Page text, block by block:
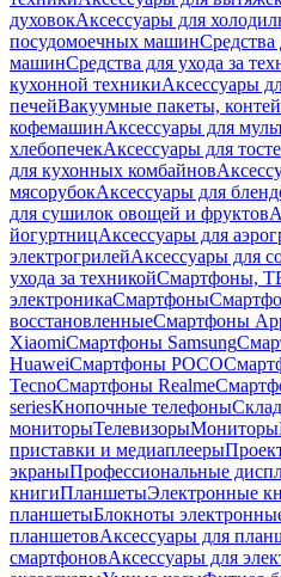
духовокАксессуары для
посудомоечных машин
машинСредства для ухода за
кухонной техникиАксессуары
печейВакуумные пакеты,
кофемашинАксессуары для
хлебопечекАксессуары для
для кухонных комбайнов
мясорубокАксессуары для
для сушилок овощей и фруктов
йогуртницАксессуары для
электрогрилейАксессуары для
ухода за техникойСмартфоны,
электроникаСмартфоны
восстановленныеСмартфоны
XiaomiСмартфоны Samsung
HuaweiСмартфоны POCO
TecnoСмартфоны Realme
seriesКнопочные телефоны
мониторыТелевизорыМониторы
приставки и медиаплееры
экраныПрофессиональные
книгиПланшетыЭлектронные
планшетыБлокноты
планшетовАксессуары для
смартфоновАксессуары для